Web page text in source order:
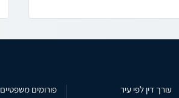
עורך דין לפי עיר פורומים משפטיים